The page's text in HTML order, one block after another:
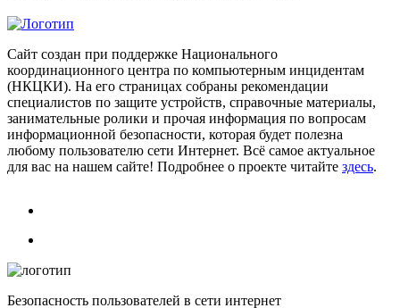
Сайт создан при поддержке Национального
координационного центра по компьютерным инцидентам
(НКЦКИ). На его страницах собраны рекомендации
специалистов по защите устройств, справочные материалы,
занимательные ролики и прочая информация по вопросам
информационной безопасности, которая будет полезна
любому пользователю сети Интернет. Всё самое актуальное
для вас на нашем сайте! Подробнее о проекте читайте здесь.
Безопасность пользователей в сети интернет